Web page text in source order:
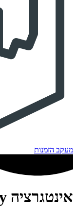
מעקב הזמנות
אינטגרציה Shopify עם WMS